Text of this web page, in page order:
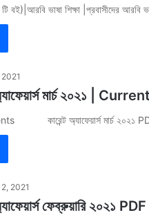
বই)|আরবি ভাষা শিক্ষা |প্রবাসীদের
অ্যাফেয়ার্স মার্চ ২০২১
অ্যাফেয়ার্স মার্চ ২০২১ PDF
2021
ফেব্রুয়ারি ২০২১ PDF